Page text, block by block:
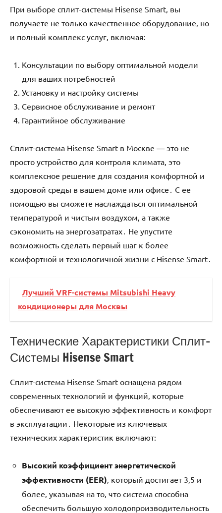
При выборе сплит-системы Hisense Smart‚ вы
получаете не только качественное оборудование‚ но
и полный комплекс услуг‚ включая:
Консультации по выбору оптимальной модели
для ваших потребностей
Установку и настройку системы
Сервисное обслуживание и ремонт
Гарантийное обслуживание
Сплит-система Hisense Smart в Москве ― это не
просто устройство для контроля климата‚ это
комплексное решение для создания комфортной и
здоровой среды в вашем доме или офисе․ С ее
помощью вы сможете наслаждаться оптимальной
температурой и чистым воздухом‚ а также
сэкономить на энергозатратах․ Не упустите
возможность сделать первый шаг к более
комфортной и технологичной жизни с Hisense Smart․
Лучший VRF-системы Mitsubishi Heavy
кондиционеры для Москвы
Технические Характеристики Сплит-
Системы Hisense Smart
Сплит-система Hisense Smart оснащена рядом
современных технологий и функций‚ которые
обеспечивают ее высокую эффективность и комфорт
в эксплуатации․ Некоторые из ключевых
технических характеристик включают:
Высокий коэффициент энергетической
эффективности (EER) ‚ который достигает 3‚5 и
более‚ указывая на то‚ что система способна
обеспечить большую холодопроизводительность